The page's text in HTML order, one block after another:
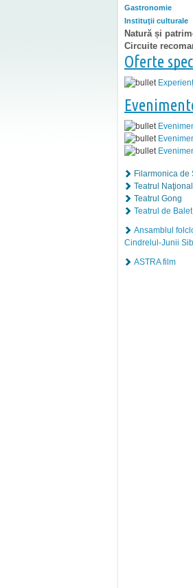
Gastronomie
Instituţii culturale
Natură și
Circuite
Oferte
Filarmonica de
Teatrul
Teatrul Gong
Teatrul de
Ansamblul
Cindrelul-Junii
ASTRA film